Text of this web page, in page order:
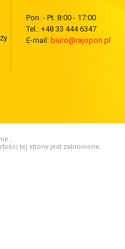
Pon. - Pt. 8:00 - 17:00
Tel.: +48 33 444 6347
E-mail: biuro@rajopon.pl
,
tej strony jest zabronione.